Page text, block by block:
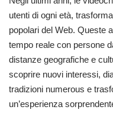
utenti di ogni età,
popolari del Web. Queste
tempo reale con persone
distanze geografiche e
scoprire nuovi interessi,
tradizioni numerous e
un’esperienza